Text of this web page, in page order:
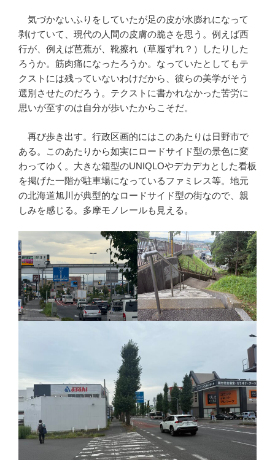
気づかないふりをしていたが足の皮が水膨れになって
剥けていて、現代の人間の皮膚の脆さを思う。例えば西
行が、例えば芭蕉が、靴擦れ（草履ずれ？）したりした
ろうか。筋肉痛になったろうか。なっていたとしてもテ
クストには残っていないわけだから、彼らの美学がそう
選別させたのだろう。テクストに書かれなかった苦労に
思いが至すのは自分が歩いたからこそだ。
再び歩き出す。行政区画的にはこのあたりは日野市で
ある。このあたりから如実にロードサイド型の景色に変
わってゆく。大きな箱型のUNIQLOやデカデカとした看板
を掲げた一階が駐車場になっているファミレス等。地元
の北海道旭川が典型的なロードサイド型の街なので、親
しみを感じる。多摩モノレールも見える。